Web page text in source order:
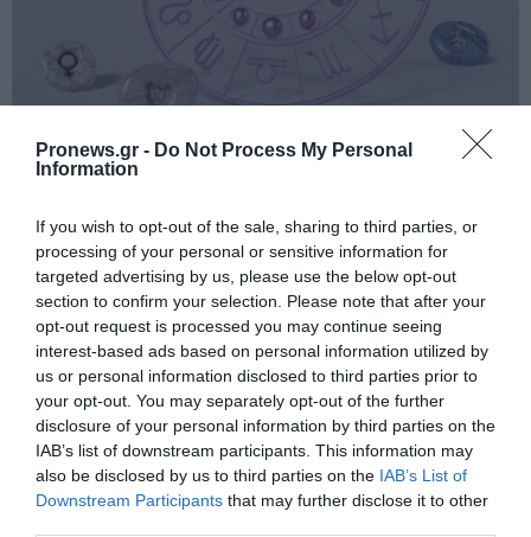
Pronews.gr - Do Not Process My Personal
Information
If you wish to opt-out of the sale, sharing to third parties, or
processing of your personal or sensitive information for
targeted advertising by us, please use the below opt-out
section to confirm your selection. Please note that after your
opt-out request is processed you may continue seeing
interest-based ads based on personal information utilized by
us or personal information disclosed to third parties prior to
your opt-out. You may separately opt-out of the further
disclosure of your personal information by third parties on the
IAB’s list of downstream participants. This information may
also be disclosed by us to third parties on the IAB’s List of
Downstream Participants that may further disclose it to other
PRONEWS.GR /ΑΣΤΡΑ & ΖΩΔΙΑ
τύχη, αφθονία και νέες ευκαιρίες – Τα 4
ζώδια που ευνοούνται